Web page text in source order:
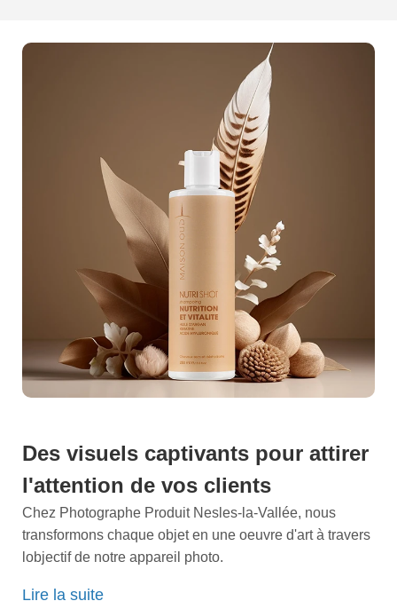
Des visuels captivants pour attirer
l'attention de vos clients
Chez Photographe Produit Nesles-la-Vallée, nous
transformons chaque objet en une oeuvre d'art à travers
lobjectif de notre appareil photo.
passion inébranlable pour la perfection et une attention
Lire la suite